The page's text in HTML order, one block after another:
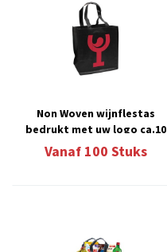
Non Woven wijnflestas
bedrukt met uw logo ca.10
werkdagen 13.4
Vanaf100 Stuks